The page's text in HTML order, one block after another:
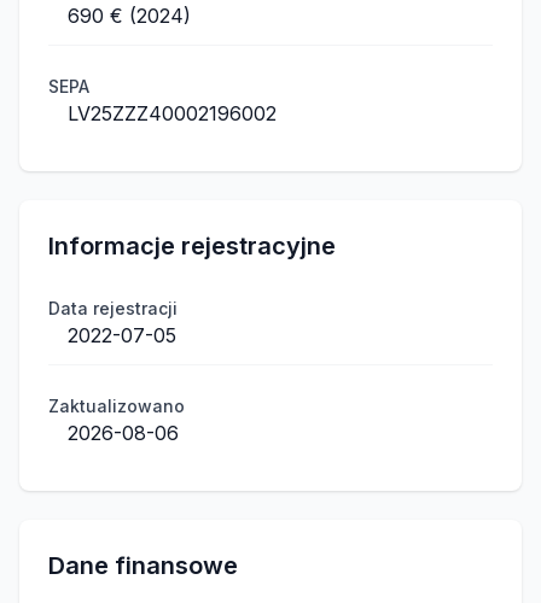
690 € (2024)
SEPA
LV25ZZZ40002196002
Informacje rejestracyjne
Data rejestracji
2022-07-05
Zaktualizowano
2026-08-06
Dane finansowe